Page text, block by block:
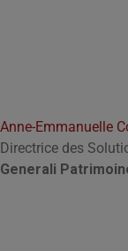
Anne-Emmanuelle
Directrice des
Generali